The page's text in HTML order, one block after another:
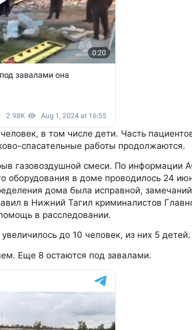
в том числе дети. Часть
спасательные работы продолжаются.
газовоздушной смеси. По информации
оборудования в доме проводилось 24
дома была исправной,
в Нижний Тагил криминалистов
в расследовании.
до 10 человек, из них 5 детей.
Еще 8 остаются под завалами.